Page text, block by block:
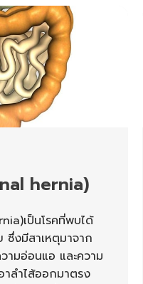
hernia)
เป็นโรคที่พบได้
ซึ่งมีสาเหตุมาจาก
ามอ่อนแอ และความ
ลำไส้ออกมาตรง